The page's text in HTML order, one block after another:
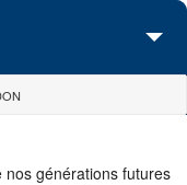
générations futures